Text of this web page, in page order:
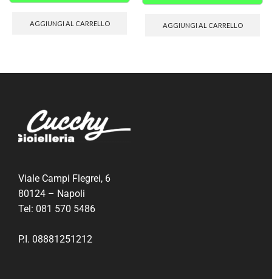
AGGIUNGI AL CARRELLO AGGIUNGI AL CARRELLO
Viale Campi Flegrei, 6
80124 – Napoli
Tel: 081 570 5486
P.I. 08881251212